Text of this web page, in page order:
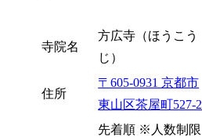
寺院名
方広寺（ほうこう
じ）
住所
〒605-0931 京都市
東山区茶屋町527-2
先着順 ※人数制限